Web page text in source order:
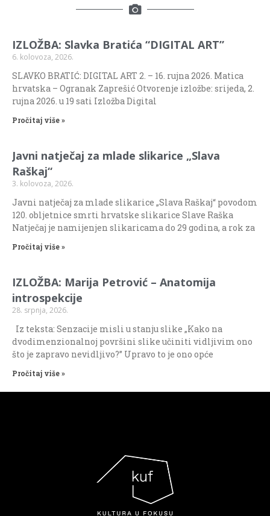
IZLOŽBA: Slavka Bratića “DIGITAL ART”
6. kolovoza, 2026.
SLAVKO BRATIĆ: DIGITAL ART 2. – 16. rujna 2026. Matica
hrvatska – Ogranak Zaprešić Otvorenje izložbe: srijeda, 2.
rujna 2026. u 19 sati Izložba Digital
Pročitaj više »
Javni natječaj za mlade slikarice „Slava
Raškaj“
3. kolovoza, 2026.
Javni natječaj za mlade slikarice „Slava Raškaj“ povodom
120. obljetnice smrti hrvatske slikarice Slave Raška
Natječaj je namijenjen slikaricama do 29 godina, a rok za
Pročitaj više »
IZLOŽBA: Marija Petrović – Anatomija
introspekcije
28. srpnja, 2026.
Iz teksta: Senzacije misli u stanju slike „Kako na
dvodimenzionalnoj površini slike učiniti vidljivim ono
što je zapravo nevidljivo?” Upravo to je ono opće
Pročitaj više »